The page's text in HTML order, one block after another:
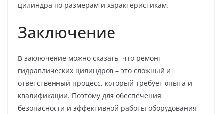
цилиндра по размерам и характеристикам.
Заключение
В заключение можно сказать, что ремонт
гидравлических цилиндров – это сложный и
ответственный процесс, который требует опыта и
квалификации. Поэтому для обеспечения
безопасности и эффективной работы оборудования